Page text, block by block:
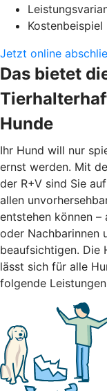
Kostenbeispiel
Jetzt online
Das bietet
Hunde
Ihr Hund will nur
ernst werden. Mit
der R+V sind Sie
allen
entstehen können –
oder Nachbarinnen
beaufsichtigen. Die
lässt sich für alle
folgende